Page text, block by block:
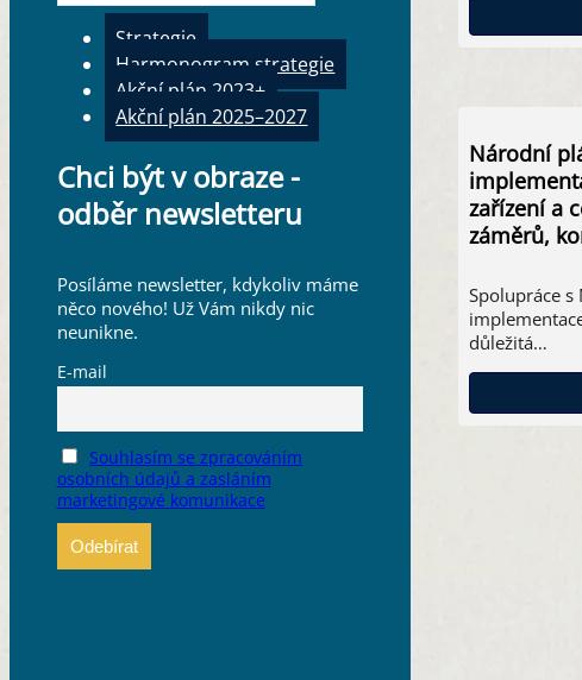
Strategie
Harmonogram strategie
Akční plán 2023+
Akční plán 2025–2027
Chci být v obraze -
odběr newsletteru
Posíláme newsletter, kdykoliv máme
něco nového! Už Vám nikdy nic
neunikne.
E-mail
Souhlasím se zpracováním
osobních údajů a zasláním
marketingové komunikace
Národní
zařízení a
záměrů,
Spolupráce s
důležitá…